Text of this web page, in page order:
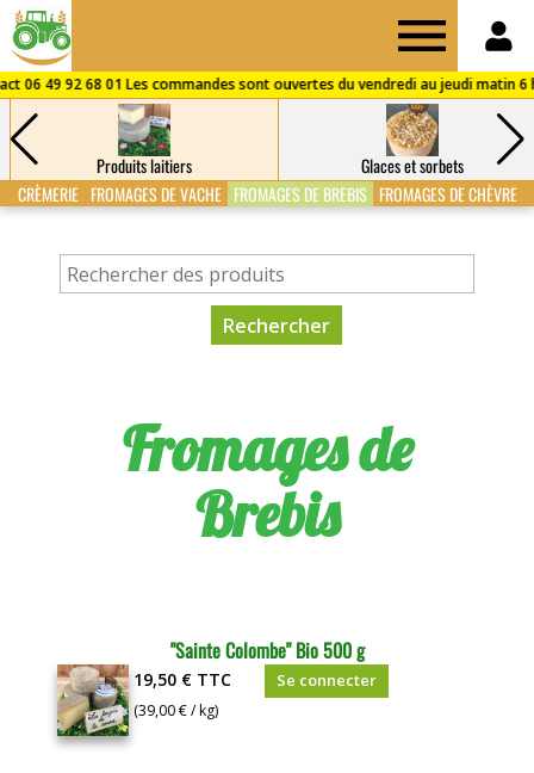
des
Fermes
de
Produits laitiers
Glaces et sorbets
CRÈMERIE FROMAGES DE VACHE FROMAGES DE BREBIS FROMAGES DE CHÈVRE
Fromages de
Brebis
"Sainte Colombe" Bio 500 g
19,50 € TTC
(39,00 € / kg)
Se connecter